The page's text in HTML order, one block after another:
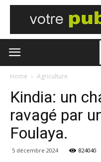
Home Agriculture
Kindia: un
ravagé par
Foulaya.
5 décembre 2024 824040